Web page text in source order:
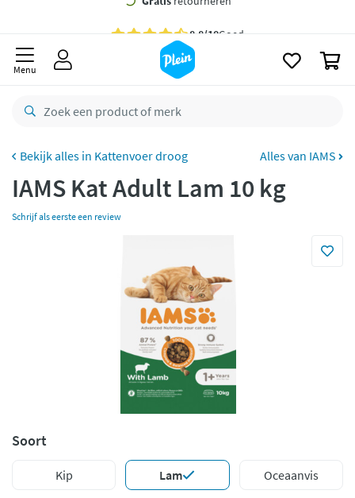
besteld,
retourneren
CO2 neutraal
Betaal met Klarna
Menu
Kattenvoer droog Alles van IAMS
IAMS Kat Adult Lam 10 kg
Schrijf als eerste een review
Soort
Kip Lam Oceaanvis